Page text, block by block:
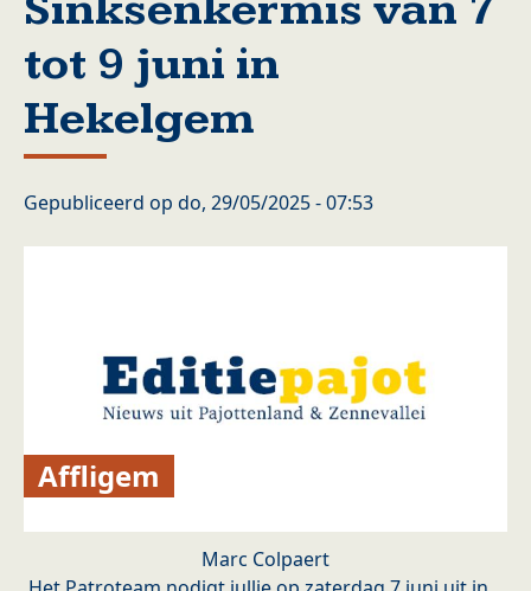
tot 9 juni in
Hekelgem
Gepubliceerd op do, 29/05/2025 - 07:53
Affligem
Marc Colpaert